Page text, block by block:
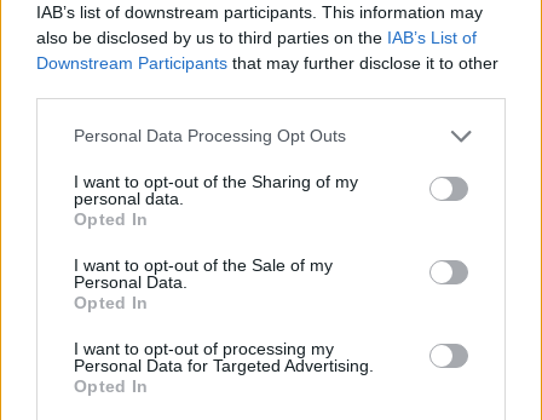
IAB’s list of downstream participants. This information may
also be disclosed by us to third parties on the IAB’s List of
Downstream Participants that may further disclose it to other
Personal Data Processing Opt Outs
I want to opt-out of the Sharing of my
personal data.
Opted In
I want to opt-out of the Sale of my
Personal Data.
Opted In
I want to opt-out of processing my
Personal Data for Targeted Advertising.
Opted In
και όλες για την αγάπη σας. Σήμερα διαβάζω
τα μηνύματά σας και είμαι χαρούμενος και